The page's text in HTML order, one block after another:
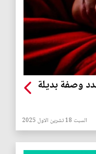
وصفة بديلة
السبت 18 تشرين الاول 2025